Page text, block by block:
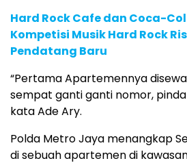
Hard Rock Cafe dan Coca-
Kompetisi Musik Hard Rock
Pendatang Baru
“Pertama Apartemennya disewa
sempat ganti ganti nomor,
kata Ade Ary.
Polda Metro Jaya menangkap
di sebuah apartemen di